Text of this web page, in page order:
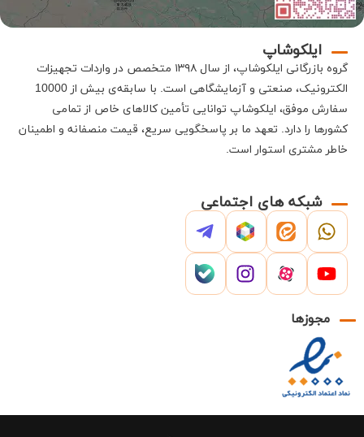
ایلکوشاپ
گروه بازرگانی ایلکوشاپ
، از سال ۱۳۹۸ متخصص در واردات تجهیزات
الکترونیک، صنعتی و آزمایشگاهی است.
با سابقه‌ی بیش از 10000
سفارش موفق، ایلکوشاپ توانایی تأمین کالاهای خاص از تمامی
کشورها را دارد. تعهد ما بر پاسخگویی سریع، قیمت منصفانه و اطمینان
خاطر مشتری استوار است.
شبکه های اجتماعی
مجوزها